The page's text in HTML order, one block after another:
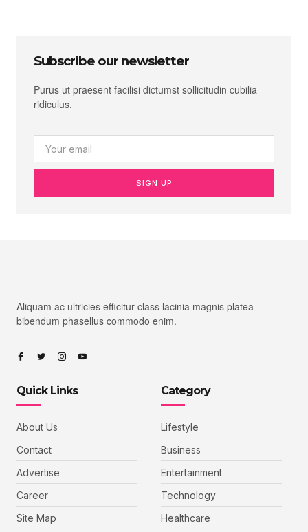
Subscribe our newsletter
Purus ut praesent facilisi dictumst sollicitudin cubilia
ridiculus.
SIGN UP
Aliquam ac ultricies efficitur class lacinia magnis platea
bibendum phasellus commodo enim.
Quick Links
About Us
Contact
Advertise
Career
Site Map
Category
Lifestyle
Business
Entertainment
Technology
Healthcare